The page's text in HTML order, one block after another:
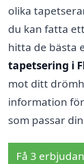
olika
du kan fatta
hitta de bästa
tapetsering i
mot ditt
information
som passar
Få 3